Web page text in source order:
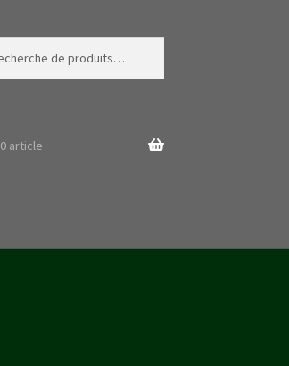
0 article